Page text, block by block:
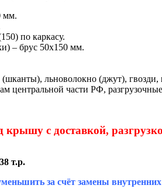
мм.
по каркасу.
– брус 50х150 мм.
льноволокно (джут),
центральной части РФ,
крышу с доставкой,
т.р.
за счёт замены